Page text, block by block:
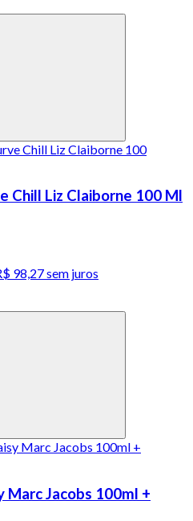
Chill Liz Claiborne 100 Ml
98,27 sem juros
Marc Jacobs 100ml +